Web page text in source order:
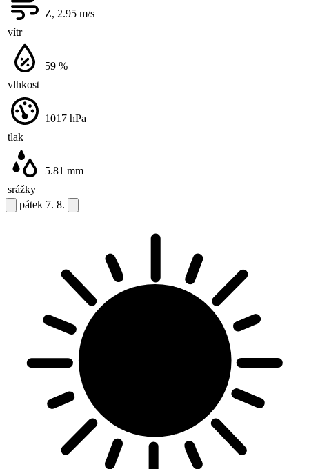
vítr
Z, 2.95 m/s
vlhkost
59 %
tlak
1017 hPa
srážky
5.81 mm
pátek 7. 8.